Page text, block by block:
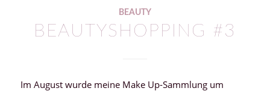
BEAUTY
BEAUTYSHOPPING #3
Im August wurde meine Make Up-Sammlung um